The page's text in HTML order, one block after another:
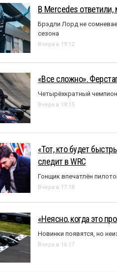
В Mercedes ответили,
Брэдли Лорд не
сезона
Вчера в 19:12
«Все сложно».
Четырёхкратный
Вчера в 18:15
«Тот, кто будет
следит в WRC
Гонщик впечатлён
Вчера в 17:18
«Неясно, когда это
Новинки появятся, но
Вчера в 16:17